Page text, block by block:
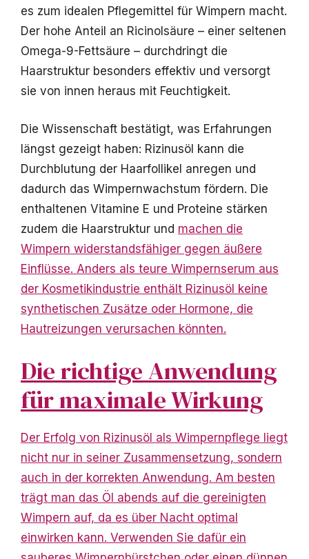
es zum idealen Pflegemittel für Wimpern macht.
Der hohe Anteil an Ricinolsäure – einer seltenen
Omega-9-Fettsäure – durchdringt die
Haarstruktur besonders effektiv und versorgt
sie von innen heraus mit Feuchtigkeit.
Die Wissenschaft bestätigt, was Erfahrungen
längst gezeigt haben: Rizinusöl kann die
Durchblutung der Haarfollikel anregen und
dadurch das Wimpernwachstum fördern. Die
enthaltenen Vitamine E und Proteine stärken
zudem die Haarstruktur und machen die
Wimpern widerstandsfähiger gegen äußere
Einflüsse. Anders als teure Wimpernserum aus
der Kosmetikindustrie enthält Rizinusöl keine
synthetischen Zusätze oder Hormone, die
Hautreizungen verursachen könnten.
Die richtige Anwendung
für maximale Wirkung
Der Erfolg von Rizinusöl als Wimpernpflege liegt
nicht nur in seiner Zusammensetzung, sondern
auch in der korrekten Anwendung. Am besten
trägt man das Öl abends auf die gereinigten
Wimpern auf, da es über Nacht optimal
einwirken kann. Verwenden Sie dafür ein